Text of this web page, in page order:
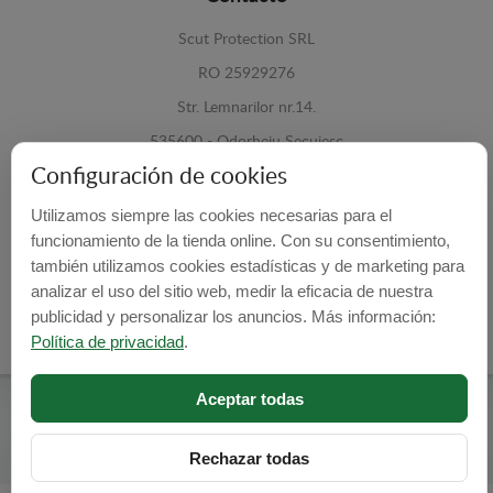
Scut Protection SRL
RO 25929276
Str. Lemnarilor nr.14.
535600 - Odorheiu Secuiesc
Harghita, Romania
E-mail: info@cubrecarter.com
Site: www.cubrecarter.com
Configuración de cookies
Utilizamos siempre las cookies necesarias para el
funcionamiento de la tienda online. Con su consentimiento,
también utilizamos cookies estadísticas y de marketing para
analizar el uso del sitio web, medir la eficacia de nuestra
publicidad y personalizar los anuncios. Más información:
Política de privacidad.
Aceptar todas
Rechazar todas